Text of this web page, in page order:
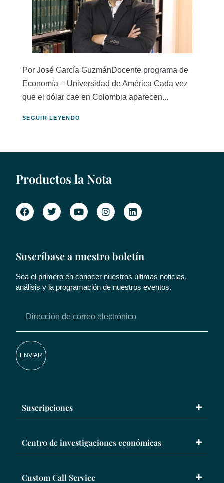
Por José García GuzmánDocente programa de
Economía – Universidad de América Cada vez
que el dólar cae en Colombia aparecen...
SEGUIR LEYENDO
Productos la Nota
Suscríbase a nuestro boletín
Sea el primero en conocer nuestros últimas noticias,
análisis y la programación de nuestros eventos.
ENVIAR
Suscripciones
Centro de investigaciones económicas
Custom Call Service